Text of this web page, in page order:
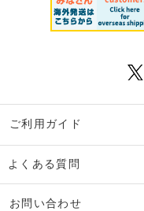
ご利用ガイド
よくある質問
お問い合わせ